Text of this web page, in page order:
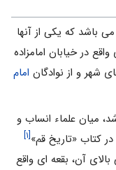
باشد که یکى از آنها
در خیابان امامزاده
شهر و از نوادگان امام
میان علماء انساب و
کتاب «تاریخ قم»[۱]
آن، بقعه اى واقع